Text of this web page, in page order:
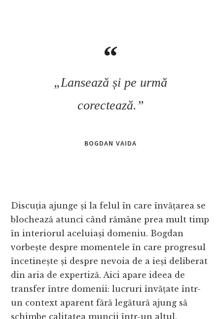
„Lansează și pe urmă
corectează.”
BOGDAN VAIDA
Discuția ajunge și la felul în care învățarea se
blochează atunci când rămâne prea mult timp
în interiorul aceluiași domeniu. Bogdan
vorbește despre momentele în care progresul
încetinește și despre nevoia de a ieși deliberat
din aria de expertiză. Aici apare ideea de
transfer între domenii: lucruri învățate într-
un context aparent fără legătură ajung să
schimbe calitatea muncii într-un altul.